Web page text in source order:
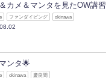
カメ＆マンタを見たOW講習
ファンダイビング okinawa
ンタ🌟
okinawa 慶良間